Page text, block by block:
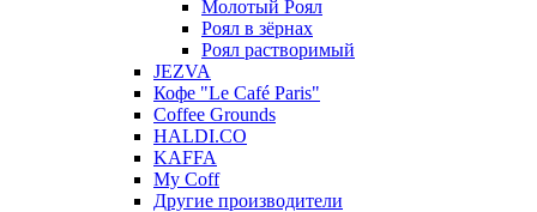
Молотый Роял
Роял в зёрнах
Роял растворимый
JEZVA
Кофе "Le Café Paris"
Coffee Grounds
HALDI.CO
KAFFA
My Coff
Другие производители